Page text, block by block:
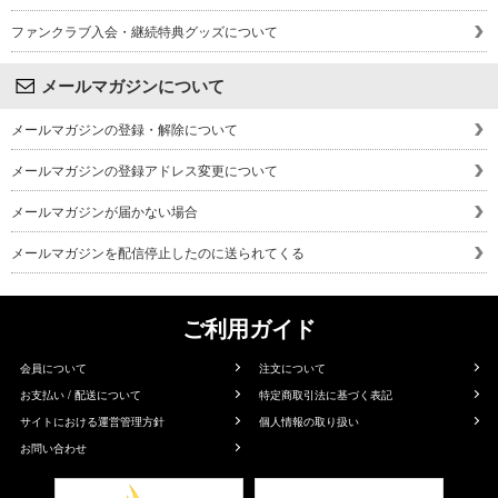
ファンクラブ入会・継続特典グッズについて
メールマガジンについて
メールマガジンの登録・解除について
メールマガジンの登録アドレス変更について
メールマガジンが届かない場合
メールマガジンを配信停止したのに送られてくる
ご利用ガイド
会員について
注文について
お支払い / 配送について
特定商取引法に基づく表記
サイトにおける運営管理方針
個人情報の取り扱い
お問い合わせ